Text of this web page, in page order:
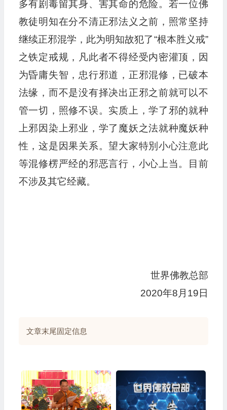
多有剧毒留其身、害其命的危险。若一位佛
教徒明知在分不清正邪法义之前，照常坚持
继续正邪混学，此为明知故犯了“根本胜义戒”
之铁定戒规，凡此者不得经受内密灌顶，因
为昏庸失智，忠行邪道，正邪混修，已破本
法缘，而不是没有择决出正邪之前就可以不
管一切，照修不误。实质上，学了邪的就种
上邪因染上邪业，学了魔妖之法就种魔妖种
性，这是因果关系。望大家特別小心注意此
等混修楞严经的邪恶言行，小心上当。目前
不涉及其它经藏。
世界佛教总部
2020年8月19日
文章末尾固定信息